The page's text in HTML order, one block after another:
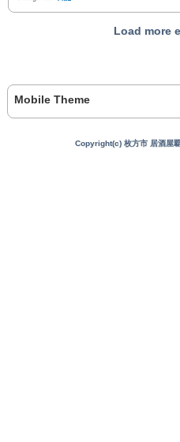
Load more
Mobile Theme
Copyright(c) 枚方市 居酒屋